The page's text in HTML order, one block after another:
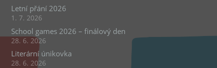
Letní přání 2026
1. 7. 2026
School games 2026 – finálový den
28. 6. 2026
Literární únikovka
28. 6. 2026